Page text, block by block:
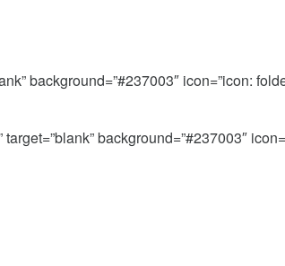
background=”#237003″ icon=”icon:
background=”#237003″